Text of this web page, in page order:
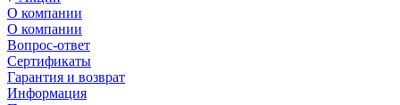
О компании
О компании
Вопрос-ответ
Сертификаты
Гарантия и возврат
Информация